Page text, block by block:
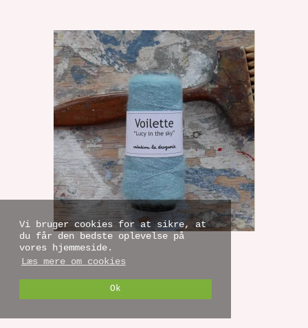
Vi bruger cookies for at sikre, at
du får den bedste oplevelse på
vores hjemmeside.
Læs mere om cookies
Ok